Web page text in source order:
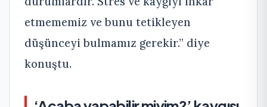
etmememiz ve bunu tetikleyen
düşünceyi bulmamız gerekir.” diye
konuştu.